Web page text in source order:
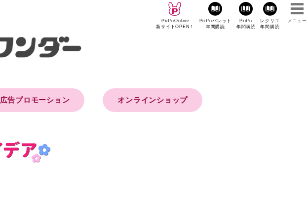
PriPriOnline
新サイトOPEN！
PriPriパレット
年間購読
PriPri
年間購読
レクリエ
年間購読
メニュー
広告プロモーション オンラインショップ